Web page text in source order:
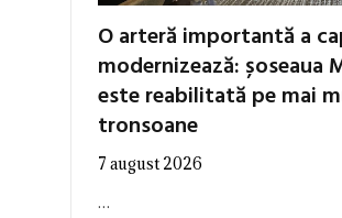
O arteră importantă a
modernizează: șoseaua
este reabilitată pe mai
tronsoane
7 august 2026
…